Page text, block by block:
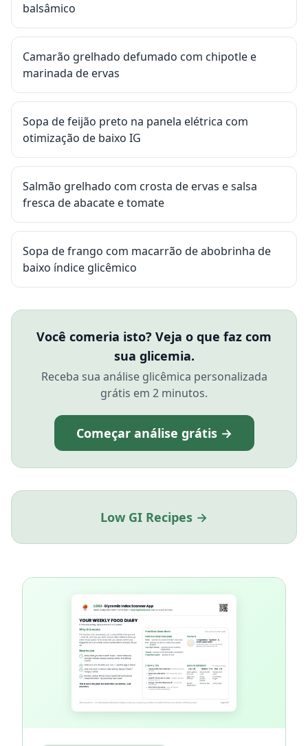
balsâmico
Camarão grelhado defumado com chipotle e
marinada de ervas
Sopa de feijão preto na panela elétrica com
otimização de baixo IG
Salmão grelhado com crosta de ervas e salsa
fresca de abacate e tomate
Sopa de frango com macarrão de abobrinha de
baixo índice glicêmico
Você comeria isto? Veja o que faz com
sua glicemia.
Receba sua análise glicêmica personalizada
grátis em 2 minutos.
Começar análise grátis →
Low GI Recipes →